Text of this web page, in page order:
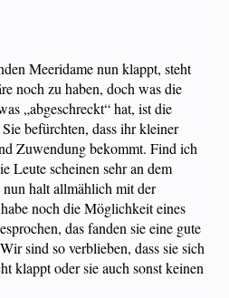
Meeridame nun klappt, steht
noch zu haben, doch was die
„abgeschreckt“ hat, ist die
befürchten, dass ihr kleiner
Zuwendung bekommt. Find ich
Leute scheinen sehr an dem
halt allmählich mit der
noch die Möglichkeit eines
das fanden sie eine gute
sind so verblieben, dass sie sich
klappt oder sie auch sonst keinen